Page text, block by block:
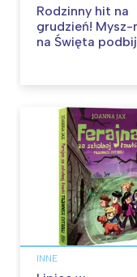
Rodzinny hit na
grudzień! Mysz-
na Święta
INNE